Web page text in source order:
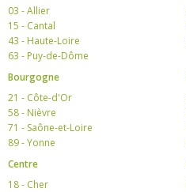
03 - Allier
15 - Cantal
43 - Haute-Loire
63 - Puy-de-Dôme
Bourgogne
21 - Côte-d'Or
58 - Nièvre
71 - Saône-et-Loire
89 - Yonne
Centre
18 - Cher